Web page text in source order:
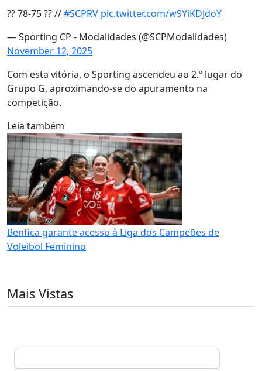
?? 78-75 ?? //#SCPRV pic.twitter.com/w9YiKDJdoY
— Sporting CP - Modalidades (@SCPModalidades)
November 12, 2025
Com esta vitória, o Sporting ascendeu ao 2.º lugar do
Grupo G, aproximando-se do apuramento na
competição.
Leia também
Benfica garante acesso à Liga dos Campeões de
Voleibol Feminino
Mais Vistas